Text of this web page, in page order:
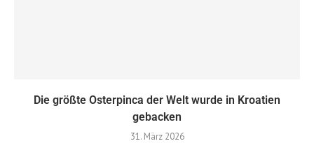
Die größte Osterpinca der Welt wurde in Kroatien
gebacken
31. März 2026